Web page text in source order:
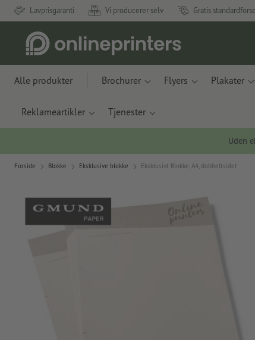
Lavprisgaranti Vi producerer selv Gratis
Alle produkter Brochurer Flyers Plakater
Reklameartikler Tjenester
Uden
Forside Blokke Eksklusive blokke Eksklusivt Blokke, A4, dobbeltsidet